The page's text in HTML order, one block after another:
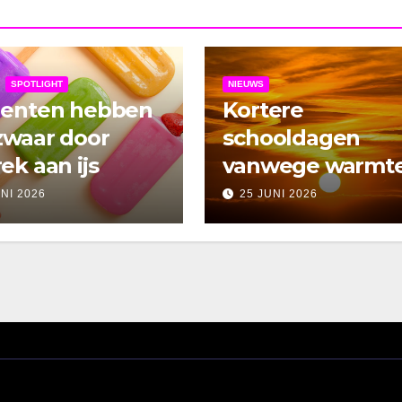
SPOTLIGHT
hebben
door
aan ijs
2026
NIEUWS
Kortere
schooldagen
vanwege
25 JUNI 2026